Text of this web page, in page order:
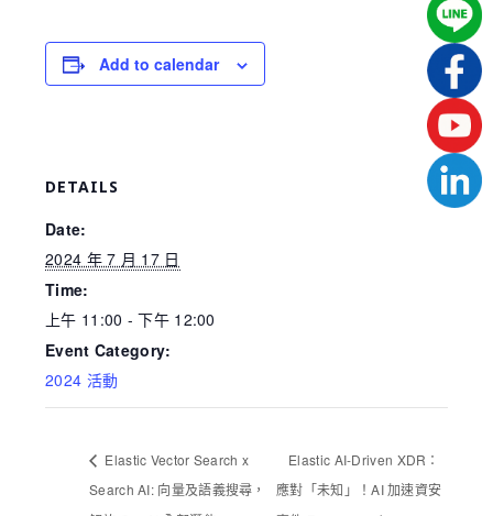
Add to calendar
DETAILS
Date:
2024 年 7 月 17 日
Time:
上午 11:00 - 下午 12:00
Event Category:
2024 活動
Elastic Vector Search x
Search AI: 向量及語義搜尋，
Elastic AI-Driven XDR：
應對「未知」！AI 加速資安